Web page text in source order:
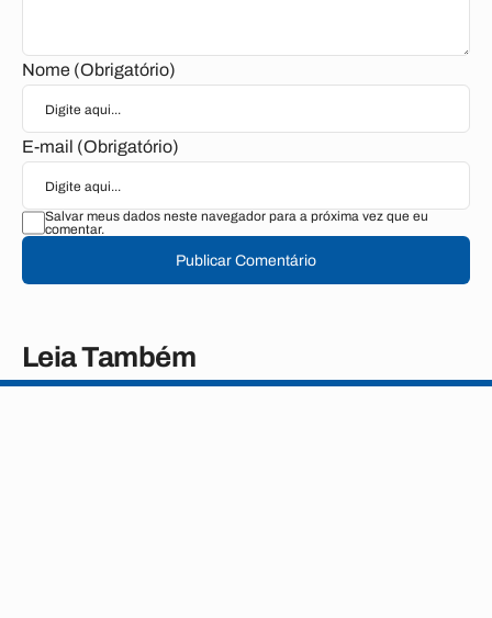
Nome (Obrigatório)
E-mail (Obrigatório)
Salvar meus dados neste navegador para a próxima vez que eu
comentar.
Publicar Comentário
Leia Também